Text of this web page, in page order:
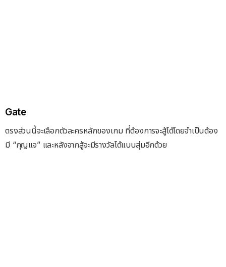
Gate
ตรงส่วนนี้จะเลือกตัวละครหลักของเกม ที่ต้องการจะสู้ได้โดยจำเป็นต้อง
มี “กุญแจ” และหลังจากสู้จะมีรางวัลได้แบบสุ่มอีกด้วย